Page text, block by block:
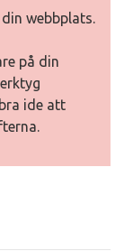
webbplats.
på din
ide att